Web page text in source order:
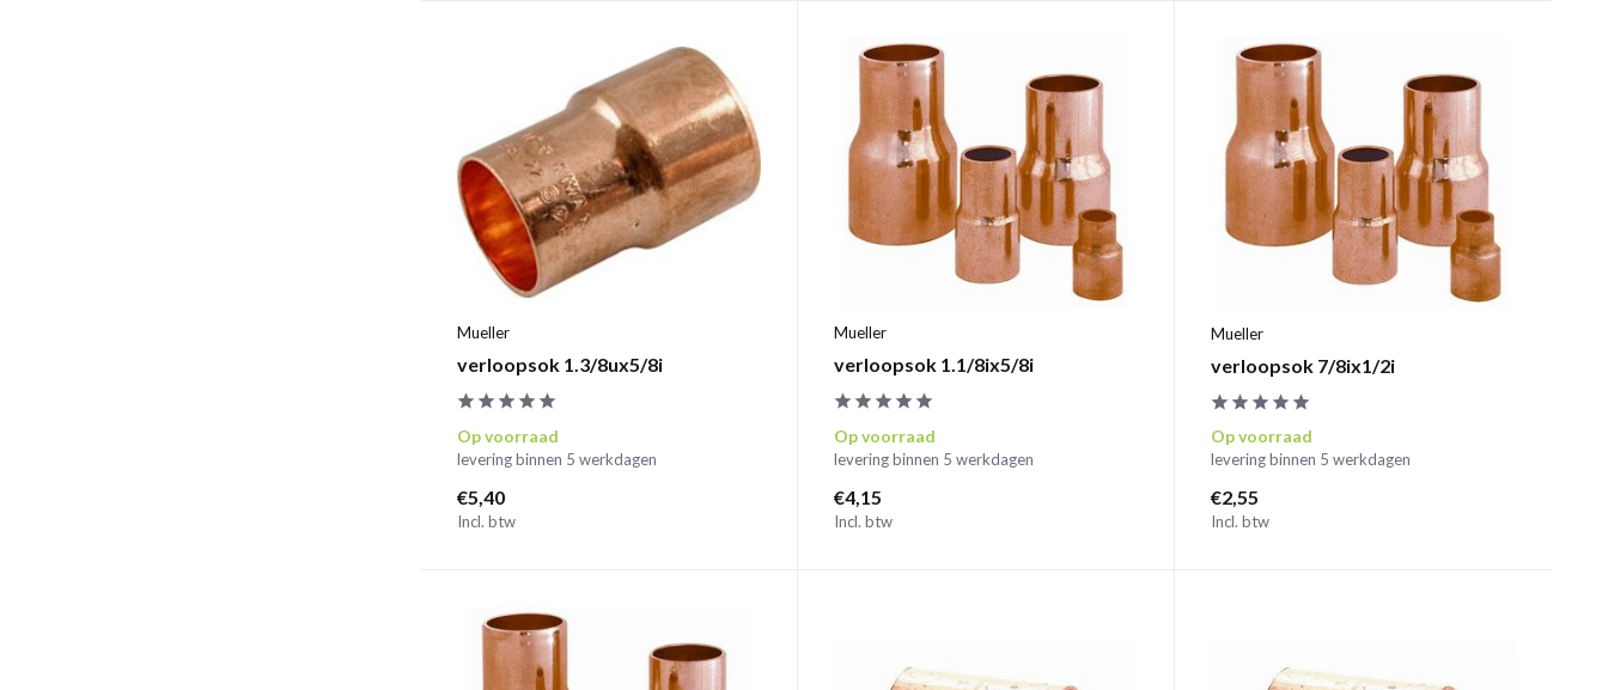
Mueller
verloopsok 1.3/8ux5/8i
Op voorraad
levering binnen 5 werkdagen
€5,40
Incl. btw
Mueller
verloopsok 1.1/8ix5/8i
Op voorraad
levering binnen 5 werkdagen
€4,15
Incl. btw
Mueller
verloopsok 7/8ix1/2i
Op voorraad
levering binnen 5 werkdagen
€2,55
Incl. btw